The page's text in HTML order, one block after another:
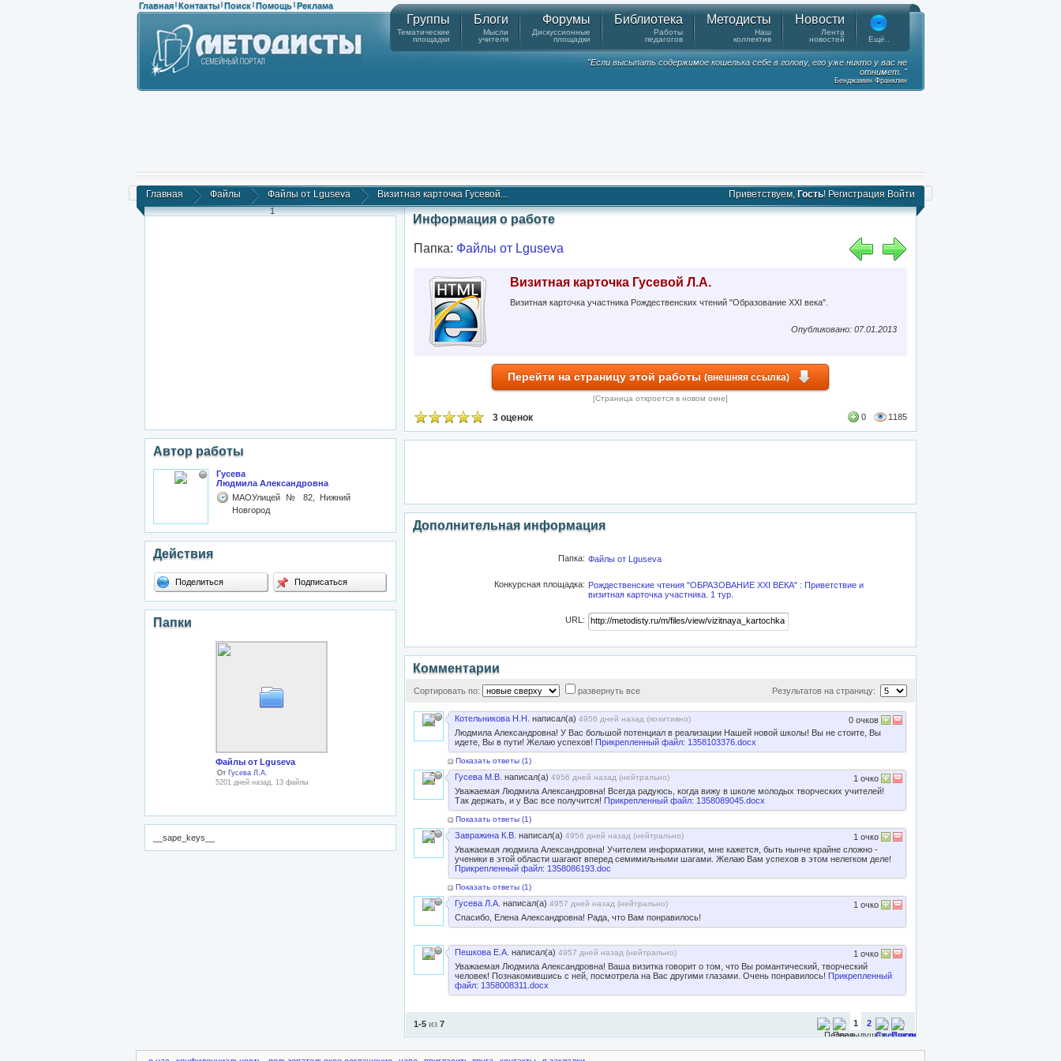
Главная | Контакты | Поиск | Помощь | Реклама
Группы
Тематические
площадки
Блоги
Мысли
учителя
Форумы
Дискуссионные
площадки
Библиотека
Работы
педагогов
Методисты
Наш
коллектив
Новости
Лента
новостей
Ещё..
"Если высыпать содержимое кошелька себе в голову, его уже никто у вас не
отнимет. "
Бенджамин Франклин
Главная Файлы Файлы от Lguseva Визитная карточка Гусевой... Приветствуем, Гость! Регистрация Войти
1
Автор работы
Гусева
Людмила Александровна
МАОУлицей № 82, Нижний
Новгород
Действия
Поделиться Подписаться
Папки
Файлы от Lguseva
От Гусева Л.А.
5201 дней назад, 13 файлы
__sape_keys__
Информация о работе
Папка: Файлы от Lguseva
Визитная карточка Гусевой Л.А.
Визитная карточка участника Рождественских чтений "Образование XXI века".
Опубликовано: 07.01.2013
Перейти на страницу этой работы (внешняя ссылка)
[Страница откроется в новом окне]
3 оценок 0 1185
Дополнительная информация
Папка: Файлы от Lguseva
Конкурсная площадка: Рождественские чтения "ОБРАЗОВАНИЕ XXI ВЕКА" : Приветствие и
визитная карточка участника. 1 тур.
URL:
Комментарии
Сортировать по: развернуть все Результатов на страницу:
Котельникова Н.Н. написал(а) 4956 дней назад (позитивно)
Людмила Александровна! У Вас большой потенциал в реализации Нашей новой школы! Вы не стоите, Вы
идете, Вы в пути! Желаю успехов! Прикрепленный файл: 1358103376.docx
Показать ответы (1)
0 очков
Гусева М.В. написал(а) 4956 дней назад (нейтрально)
Уважаемая Людмила Александровна! Всегда радуюсь, когда вижу в школе молодых творческих учителей!
Так держать, и у Вас все получится! Прикрепленный файл: 1358089045.docx
Показать ответы (1)
1 очко
Завражина К.В. написал(а) 4956 дней назад (нейтрально)
Уважаемая людмила Александровна! Учителем информатики, мне кажется, быть нынче крайне сложно -
ученики в этой области шагают вперед семимильными шагами. Желаю Вам успехов в этом нелегком деле!
Прикрепленный файл: 1358086193.doc
Показать ответы (1)
1 очко
Гусева Л.А. написал(а) 4957 дней назад (нейтрально)
Спасибо, Елена Александровна! Рада, что Вам понравилось!
1 очко
Пешкова Е.А. написал(а) 4957 дней назад (нейтрально)
Уважаемая Людмила Александровна! Ваша визитка говорит о том, что Вы романтический, творческий
человек! Познакомившись с ней, посмотрела на Вас другими глазами. Очень понравилось! Прикрепленный
файл: 1358008311.docx
1 очко
1-5 из 7 1 2